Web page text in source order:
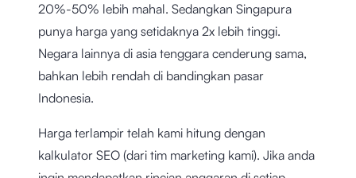
20%-50% lebih mahal. Sedangkan Singapura
punya harga yang setidaknya 2x lebih tinggi.
Negara lainnya di asia tenggara cenderung sama,
bahkan lebih rendah di bandingkan pasar
Indonesia.
Harga terlampir telah kami hitung dengan
kalkulator SEO (dari tim marketing kami). Jika anda